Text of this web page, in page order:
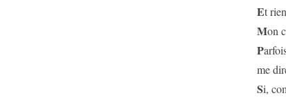
Et
Mon
P
me
Si,